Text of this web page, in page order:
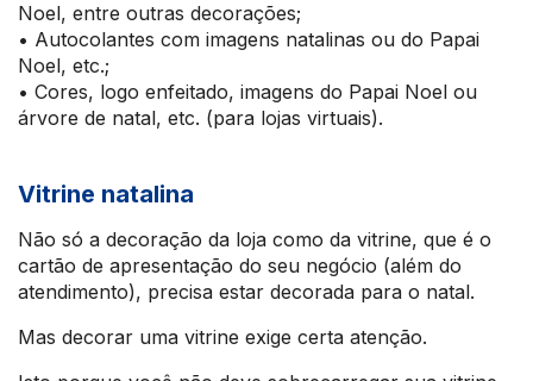
Noel, entre outras decorações;
• Autocolantes com imagens natalinas ou do Papai
Noel, etc.;
• Cores, logo enfeitado, imagens do Papai Noel ou
árvore de natal, etc. (para lojas virtuais).
Vitrine natalina
Não só a decoração da loja como da vitrine, que é o
cartão de apresentação do seu negócio (além do
atendimento), precisa estar decorada para o natal.
Mas decorar uma vitrine exige certa atenção.